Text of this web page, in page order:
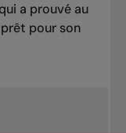
a prouvé au
pour son